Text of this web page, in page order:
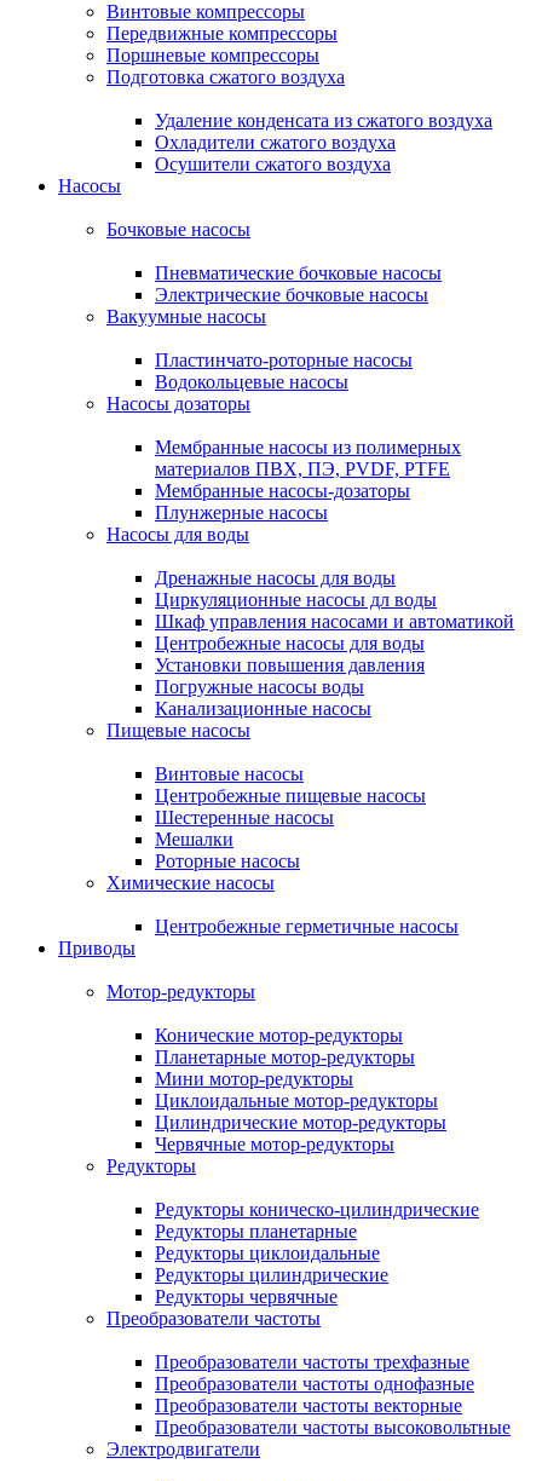
Винтовые компрессоры
Передвижные компрессоры
Поршневые компрессоры
Подготовка сжатого воздуха
Удаление конденсата из сжатого воздуха
Охладители сжатого воздуха
Осушители сжатого воздуха
Насосы
Бочковые насосы
Пневматические бочковые насосы
Электрические бочковые насосы
Вакуумные насосы
Пластинчато-роторные насосы
Водокольцевые насосы
Насосы дозаторы
Мембранные насосы из полимерных
материалов ПВХ, ПЭ, PVDF, PTFE
Мембранные насосы-дозаторы
Плунжерные насосы
Насосы для воды
Дренажные насосы для воды
Циркуляционные насосы дл воды
Шкаф управления насосами и автоматикой
Центробежные насосы для воды
Установки повышения давления
Погружные насосы воды
Канализационные насосы
Пищевые насосы
Винтовые насосы
Центробежные пищевые насосы
Шестеренные насосы
Мешалки
Роторные насосы
Химические насосы
Центробежные герметичные насосы
Приводы
Мотор-редукторы
Конические мотор-редукторы
Планетарные мотор-редукторы
Мини мотор-редукторы
Циклоидальные мотор-редукторы
Цилиндрические мотор-редукторы
Червячные мотор-редукторы
Редукторы
Редукторы коническо-цилиндрические
Редукторы планетарные
Редукторы циклоидальные
Редукторы цилиндрические
Редукторы червячные
Преобразователи частоты
Преобразователи частоты трехфазные
Преобразователи частоты однофазные
Преобразователи частоты векторные
Преобразователи частоты высоковольтные
Электродвигатели